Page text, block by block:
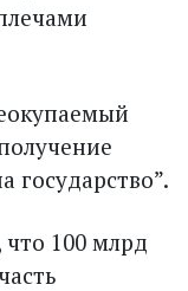
государство”.
что 100 млрд